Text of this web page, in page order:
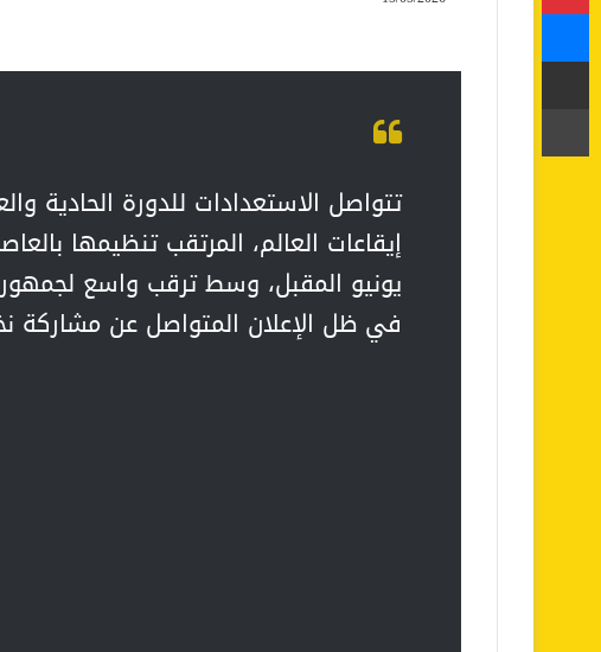
تتواصل الاستعدادات للدورة الحادية
إيقاعات العالم
يونيو المقبل، وسط ترقب واسع لجمهور
في ظل الإعلان المتواصل عن مشاركة